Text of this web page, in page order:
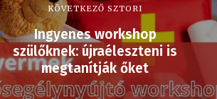
KÖVETKEZŐ SZTORI
Ingyenes workshop
szülőknek: újraéleszteni is
megtanítják őket